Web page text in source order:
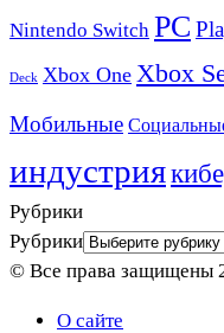
Nintendo Switch PC
Deck Xbox One Xbox
Мобильные
индустрия
Рубрики
Рубрики
© Все права защищены
О сайте